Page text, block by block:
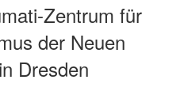
Zentrum für
der Neuen
Dresden